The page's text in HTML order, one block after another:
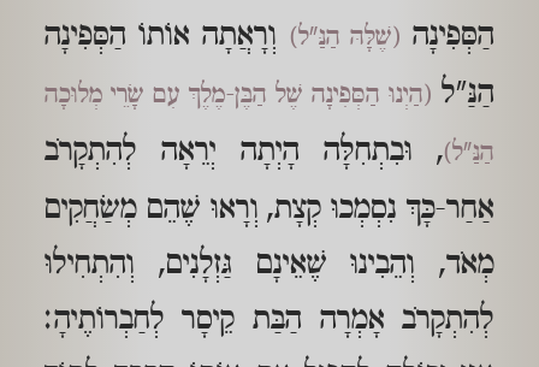
הַסְּפִינָה (שֶׁלָּהּ הַנַּ"ל) וְרָאֲתָה אוֹתוֹ הַסְּפִינָה
הַנַּ"ל (הַיְנוּ הַסְּפִינָה שֶׁל הַבֶּן-מֶלֶךְ עִם שָׂרֵי מְלוּכָה
הַנַּ"ל), וּבִתְחִלָּה הָיְתָה יְרֵאָה לְהִתְקָרֹב
אַחַר-כָּךְ נִסְמְכוּ קְצָת, וְרָאוּ שֶׁהֵם מְשַׂחֲקִים
מְאֹד, וְהֵבִינוּ שֶׁאֵינָם גַּזְלָנִים, וְהִתְחִילוּ
לְהִתְקָרֹב אָמְרָה הַבַּת קֵיסָר לְחַבְרוֹתֶיהָ: